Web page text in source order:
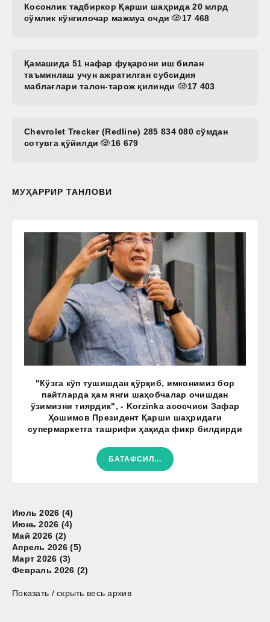
Косонлик тадбиркор Қарши шаҳрида 20 млрд
сўмлик кўнгилочар мажмуа очди
17 468
Қамашида 51 нафар фуқарони иш билан
таъминлаш учун ажратилган субсидия
маблағлари талон-тарож қилинди
17 403
Chevrolet Trecker (Redline) 285 834 080 сўмдан
сотувга қўйилди
16 679
МУҲАРРИР ТАНЛОВИ
"Кўзга кўп тушишдан қўрқиб, имконимиз бор
пайтларда ҳам янги шаҳобчалар очишдан
ўзимизни тиярдик", - Korzinka асосчиси Зафар
Ҳошимов Президент Қарши шаҳридаги
супермаркетга ташрифи ҳақида фикр билдирди
БАТАФСИЛ...
Июль 2026 (4)
Июнь 2026 (4)
Май 2026 (2)
Апрель 2026 (5)
Март 2026 (3)
Февраль 2026 (2)
Показать / скрыть весь архив